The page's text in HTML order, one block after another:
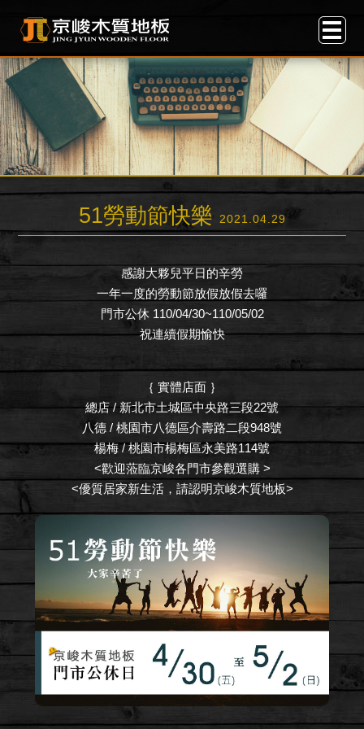
51勞動節快樂 2021.04.29
感謝大夥兒平日的辛勞
一年一度的勞動節放假放假去囉
門市公休 110/04/30~110/05/02
祝連續假期愉快
｛ 實體店面 ｝
總店 / 新北市土城區中央路三段22號
八德 / 桃園市八德區介壽路二段948號
楊梅 / 桃園市楊梅區永美路114號
<歡迎蒞臨京峻各門市參觀選購 >
<優質居家新生活，請認明京峻木質地板>